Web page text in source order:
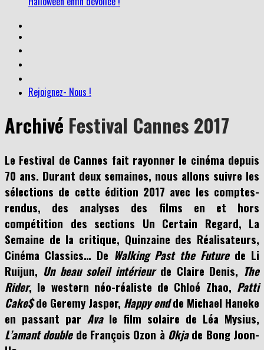
Archivé Festival Cannes 2017
70 ans. Durant deux semaines, nous allons suivre les
sélections de cette édition 2017 avec les comptes-
rendus, des analyses des films en et hors
compétition des sections Un Certain Regard, La
Semaine de la critique, Quinzaine des Réalisateurs,
Cinéma Classics… DeWalking Past the Futurede Li
Ruijun, Un beau soleil intérieur de Claire Denis,The
Rider, le western néo-réaliste de Chloé Zhao,Patti
Cake$de Geremy Jasper,Happy end de Michael Haneke
en passant par Avale film solaire de Léa Mysius,
L’amant doublede François Ozon àOkjade Bong Joon-
Ho.